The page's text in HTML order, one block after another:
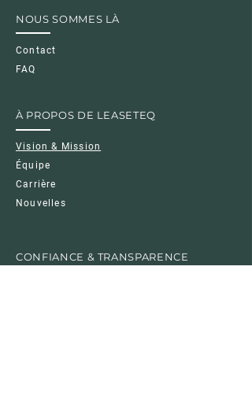
NOUS SOMMES LÀ
Contact
FAQ
À PROPOS DE LEASETEQ
Vision & Mission
Équipe
Carrière
Nouvelles
CONFIANCE & TRANSPARENCE